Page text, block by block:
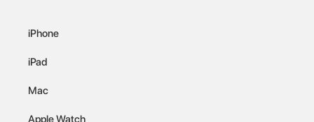
iPhone
iPad
Mac